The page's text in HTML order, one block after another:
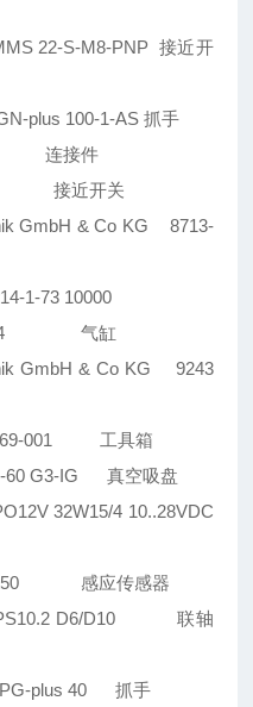
S-M8-PNP 接近开
100-1-AS 抓手
接件
近开关
GmbH & Co KG 8713-
73 10000
气缸
GmbH & Co KG 9243
001 工具箱
G3-IG 真空吸盘
32W15/4 10..28VDC
感应传感器
D6/D10 联轴
plus 40 抓手